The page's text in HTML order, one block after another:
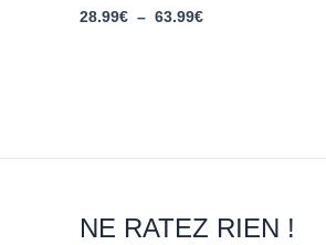
28.99€ – 63.99€
NE RATEZ RIEN !